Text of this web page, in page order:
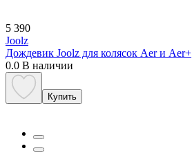
5 390
Joolz
Дождевик Joolz для колясок Aer и Aer+
0.0 В наличии
Купить